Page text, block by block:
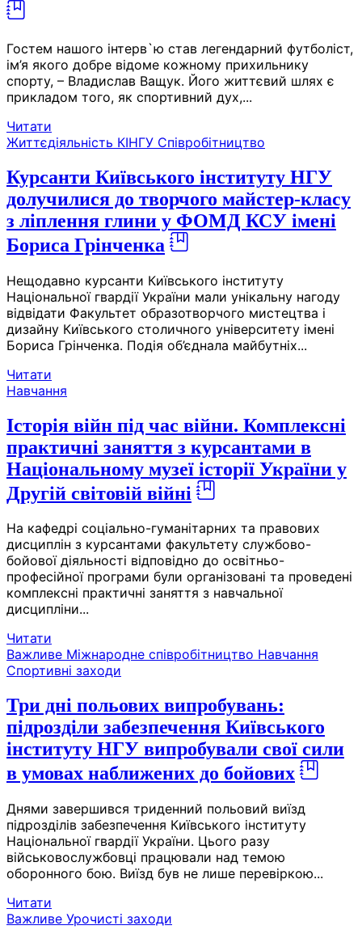
Гостем нашого інтерв`ю став легендарний футболіст,
ім’я якого добре відоме кожному прихильнику
спорту, – Владислав Ващук. Його життєвий шлях є
прикладом того, як спортивний дух,...
Читати
Життєдіяльність КІНГУ Співробітництво
Курсанти Київського інституту НГУ
долучилися до творчого майстер-класу
з ліплення глини у ФОМД КСУ імені
Бориса Грінченка
Нещодавно курсанти Київського інституту
Національної гвардії України мали унікальну нагоду
відвідати Факультет образотворчого мистецтва і
дизайну Київського столичного університету імені
Бориса Грінченка. Подія об’єднала майбутніх...
Читати
Навчання
Історія війн під час війни. Комплексні
практичні заняття з курсантами в
Національному музеї історії України у
Другій світовій війні
На кафедрі соціально-гуманітарних та правових
дисциплін з курсантами факультету службово-
бойової діяльності відповідно до освітньо-
професійної програми були організовані та проведені
комплексні практичні заняття з навчальної
дисципліни...
Читати
Важливе Міжнародне співробітництво Навчання
Спортивні заходи
Три дні польових випробувань:
підрозділи забезпечення Київського
інституту НГУ випробували свої сили
в умовах наближених до бойових
Днями завершився триденний польовий виїзд
підрозділів забезпечення Київського інституту
Національної гвардії України. Цього разу
військовослужбовці працювали над темою
оборонного бою. Виїзд був не лише перевіркою...
Читати
Важливе Урочисті заходи